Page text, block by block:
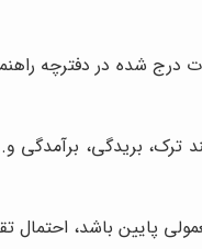
شده در دفترچه
ترک، بریدگی، برآمدگی
پایین باشد، احتمال